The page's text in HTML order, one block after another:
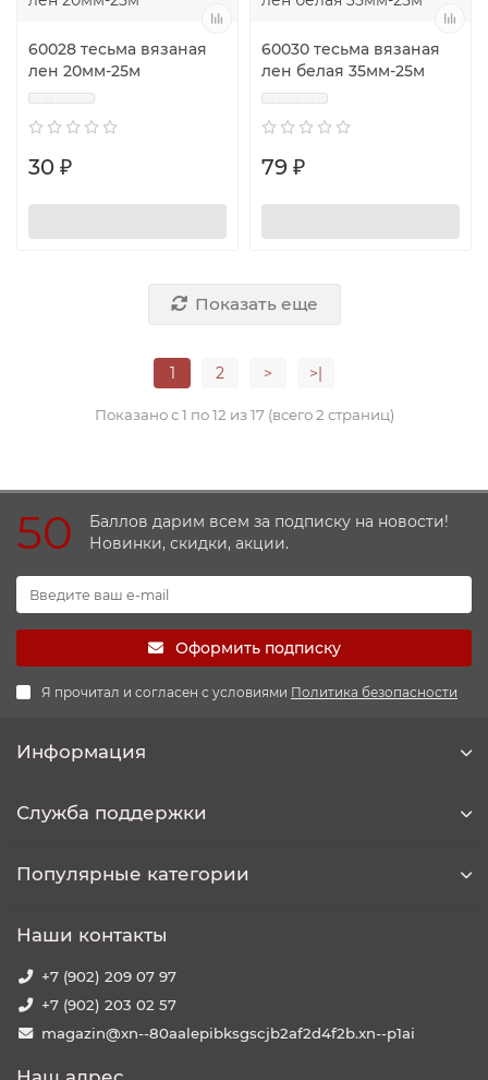
60028 тесьма вязаная
лен 20мм-25м
30 ₽
60030 тесьма вязаная
лен белая 35мм-25м
79 ₽
Показать еще
1 2 > >|
Показано с 1 по 12 из 17 (всего 2 страниц)
50
Баллов дарим всем за подписку на новости!
Новинки, скидки, акции.
Оформить подписку
Я прочитал и согласен с условиями Политика безопасности
Информация
Служба поддержки
Популярные категории
Наши контакты
+7 (902) 209 07 97
+7 (902) 203 02 57
magazin@xn--80aalepibksgscjb2af2d4f2b.xn--p1ai